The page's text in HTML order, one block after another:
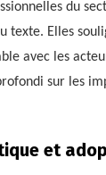
du
texte. Elles
avec les
sur les
et